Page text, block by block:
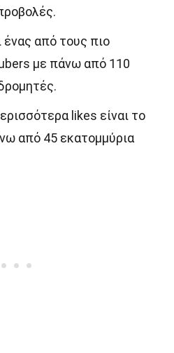
ένας από τους πιο
με πάνω από 110
likes είναι το
από 45 εκατομμύρια